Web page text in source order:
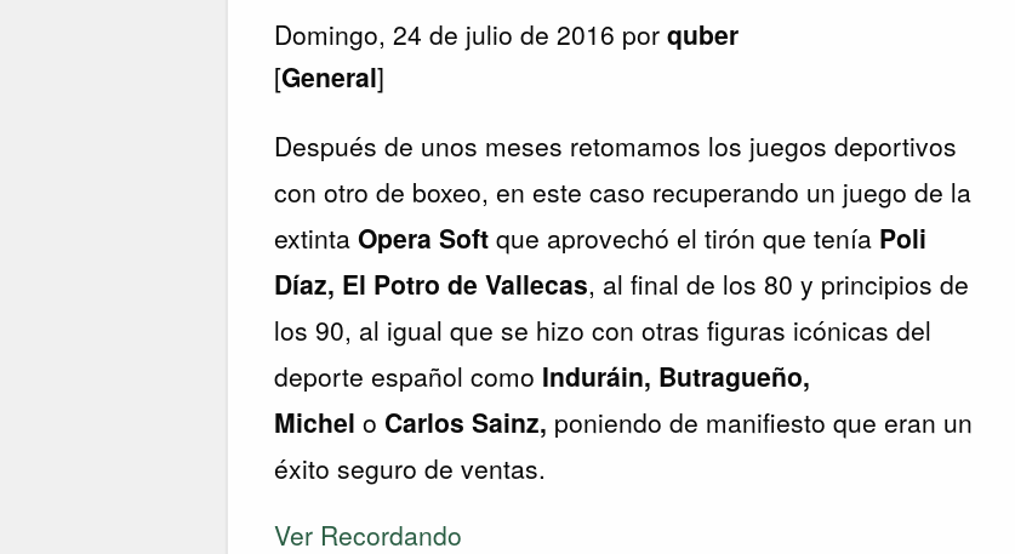
Domingo, 24 de julio de 2016 porquber
[General]
Después de unos meses retomamos los juegos deportivos
con otro de boxeo, en este caso recuperando un juego de la
extintaOpera Soft que aprovechó el tirón que tenía Poli
Díaz, El Potro de Vallecas, al final de los 80 y principios de
los 90, al igual que se hizo con otras figuras icónicas del
deporte español como Induráin, Butragueño,
Michelo Carlos Sainz, poniendo de manifiesto que eran un
éxito seguro de ventas.
Ver Recordando